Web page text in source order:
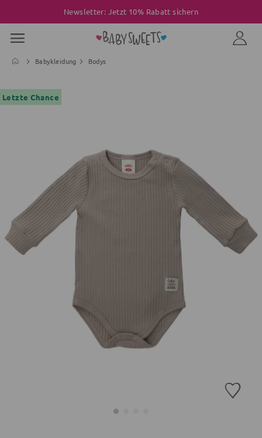
Newsletter: Jetzt 10% Rabatt sichern
Babykleidung Bodys
Letzte Chance